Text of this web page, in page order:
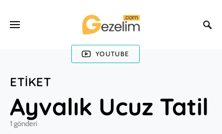
YOUTUBE
ETIKET
Ayvalık Ucuz Tatil
1 gönderi